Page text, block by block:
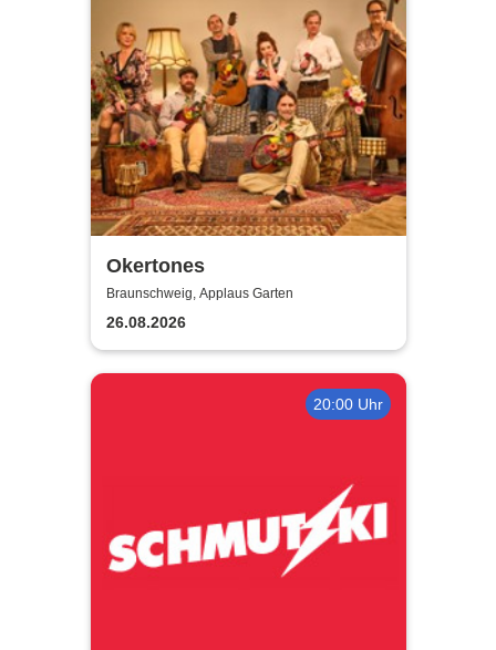
Okertones
Braunschweig, Applaus Garten
26.08.2026
20:00 Uhr